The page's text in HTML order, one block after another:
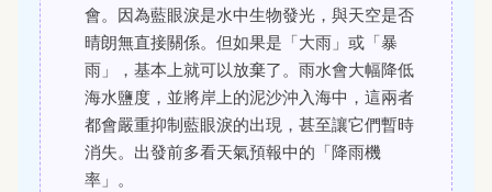
會。因為藍眼淚是水中生物發光，與天空是否
晴朗無直接關係。但如果是「大雨」或「暴
雨」，基本上就可以放棄了。雨水會大幅降低
海水鹽度，並將岸上的泥沙沖入海中，這兩者
都會嚴重抑制藍眼淚的出現，甚至讓它們暫時
消失。出發前多看天氣預報中的「降雨機
率」。